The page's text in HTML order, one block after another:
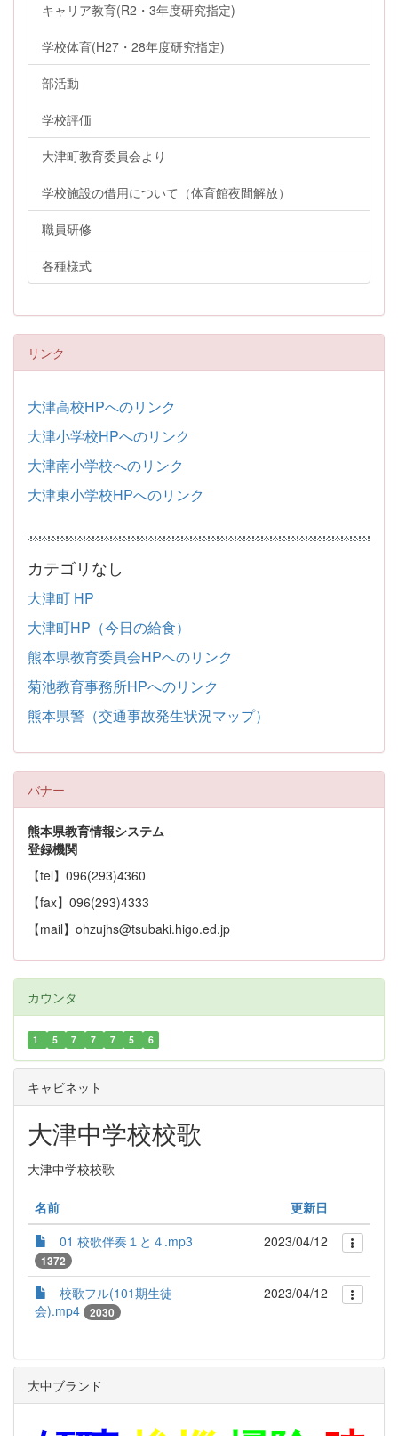
キャリア教育(R2・3年度研究指定)
学校体育(H27・28年度研究指定)
部活動
学校評価
大津町教育委員会より
学校施設の借用について（体育館夜間解放）
職員研修
各種様式
リンク
大津高校HPへのリンク
大津小学校HPへのリンク
大津南小学校へのリンク
大津東小学校HPへのリンク
カテゴリなし
大津町 HP
大津町HP（今日の給食）
熊本県教育委員会HPへのリンク
菊池教育事務所HPへのリンク
熊本県警（交通事故発生状況マップ）
バナー
熊本県教育情報システム
登録機関
【tel】096(293)4360
【fax】096(293)4333
【mail】ohzujhs@tsubaki.higo.ed.jp
カウンタ
1 5 7 7 7 5 6
キャビネット
大津中学校校歌
大津中学校校歌
名前
更新日
01 校歌伴奏１と４.mp3
1372
2023/04/12
校歌フル(101期生徒
会).mp4
2030
2023/04/12
大中ブランド